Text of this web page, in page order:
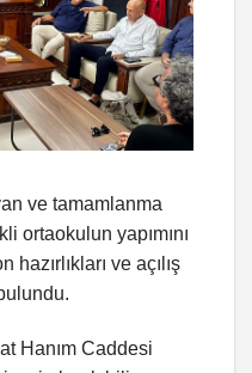
ve tamamlanma
ortaokulun yapımını
ve açılış
Hanım Caddesi